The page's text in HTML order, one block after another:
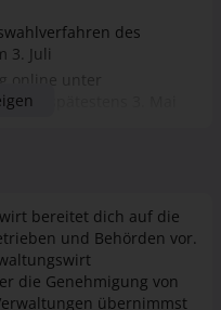
online unter
bis spätestens 3. Mai
und Bürgern und an
bereitet dich auf die
und Behörden vor.
die Genehmigung von
übernimmst
Wirtschaftspläne
Haushalts- sowie
Liegt dein Einsatzbereich